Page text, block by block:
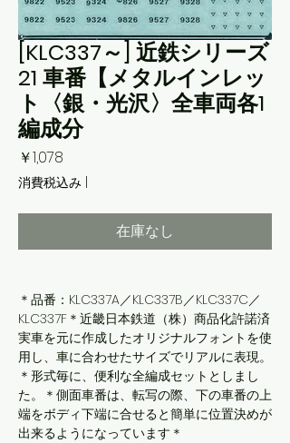
[KLC337～] 近鉄シリーズ
21 車番【メタルインレッ
ト〈銀・光沢〉全車両各1
編成分
￥1,078
格
消費税込み
在庫なし
＊品番：KLC337A／KLC337B／KLC337C／
KLC337F＊近畿日本鉄道（株）商品化許諾済
実車を元に作成したオリジナルフォントを使
用し、車に合わせたサイズでリアルに表現。
＊形式毎に、便利な全編成セットとしまし
た。＊側面車番は、転写の際、下の車番の上
端をボディ下端に合せると簡単に位置決めが
出来るようになっています＊